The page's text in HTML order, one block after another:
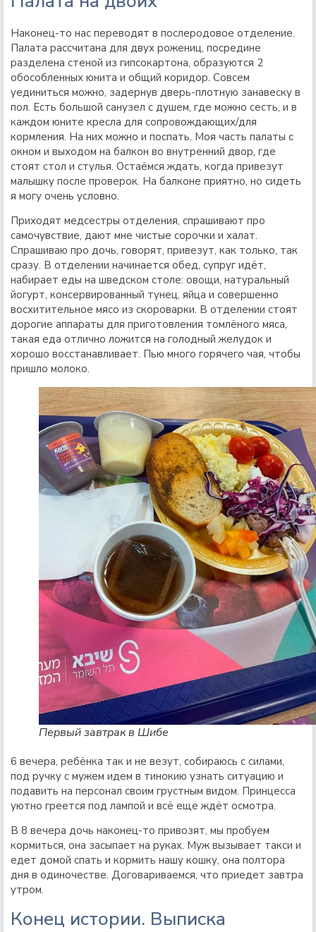
Наконец-то нас переводят в послеродовое отделение.
Палата рассчитана для двух рожениц, посредине
разделена стеной из гипсокартона, образуются 2
обособленных юнита и общий коридор. Совсем
уединиться можно, задернув дверь-плотную занавеску в
пол. Есть большой санузел с душем, где можно сесть, и в
каждом юните кресла для сопровождающих/для
кормления. На них можно и поспать. Моя часть палаты с
окном и выходом на балкон во внутренний двор, где
стоят стол и стулья. Остаёмся ждать, когда привезут
малышку после проверок. На балконе приятно, но сидеть
я могу очень условно.
Приходят медсестры отделения, спрашивают про
самочувствие, дают мне чистые сорочки и халат.
Спрашиваю про дочь, говорят, привезут, как только, так
сразу. В отделении начинается обед, супруг идёт,
набирает еды на шведском столе: овощи, натуральный
йогурт, консервированный тунец, яйца и совершенно
восхитительное мясо из скороварки. В отделении стоят
дорогие аппараты для приготовления томлёного мяса,
такая еда отлично ложится на голодный желудок и
хорошо восстанавливает. Пью много горячего чая, чтобы
пришло молоко.
Первый завтрак в Шибе
6 вечера, ребёнка так и не везут, собираюсь с силами,
под ручку с мужем идем в тинокию узнать ситуацию и
подавить на персонал своим грустным видом. Принцесса
уютно греется под лампой и всё еще ждёт осмотра.
В 8 вечера дочь наконец-то привозят, мы пробуем
кормиться, она засыпает на руках. Муж вызывает такси и
едет домой спать и кормить нашу кошку, она полтора
дня в одиночестве. Договариваемся, что приедет завтра
утром.
Конец истории. Выписка